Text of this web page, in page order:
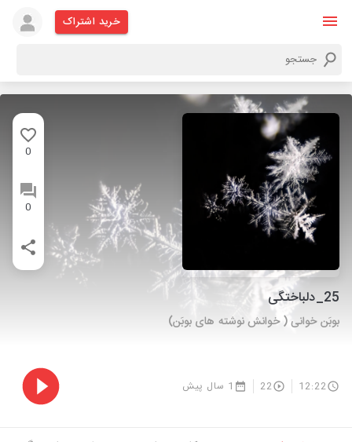
خرید اشتراک
0
0
25_دلباختگی
بوبَن خوانی ( خوانش نوشته های بوبَن)
12:22
22 1 سال پیش